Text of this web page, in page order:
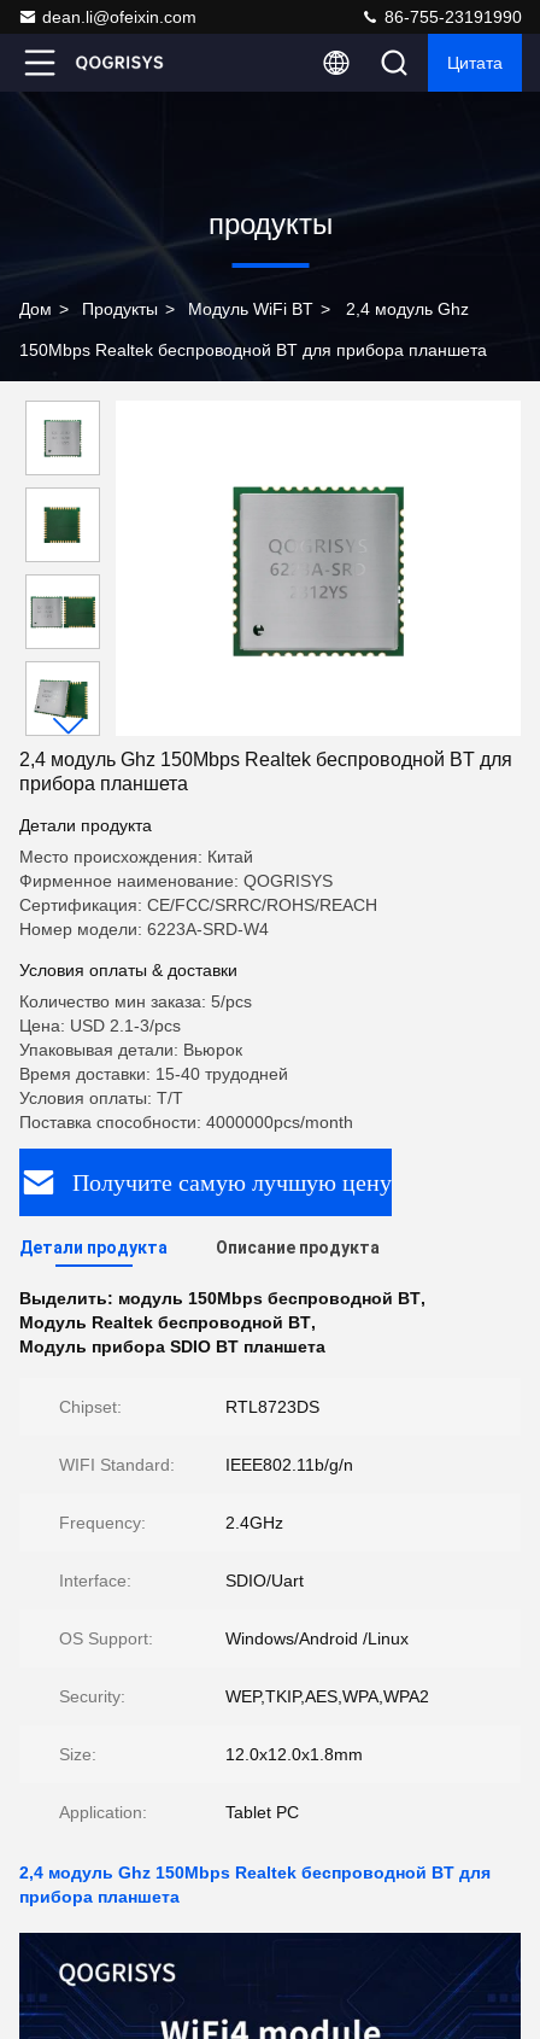
dean.li@ofeixin.com 86-755-23191990
Цитата
продукты
Дом > Продукты > Модуль WiFi BT > 2,4 модуль Ghz
150Mbps Realtek беспроводной BT для прибора планшета
2,4 модуль Ghz 150Mbps Realtek беспроводной BT для
прибора планшета
Детали продукта
Место происхождения: Китай
Фирменное наименование: QOGRISYS
Сертификация: CE/FCC/SRRC/ROHS/REACH
Номер модели: 6223A-SRD-W4
Условия оплаты & доставки
Количество мин заказа: 5/pcs
Цена: USD 2.1-3/pcs
Упаковывая детали: Вьюрок
Время доставки: 15-40 трудодней
Условия оплаты: T/T
Поставка способности: 4000000pcs/month
Получите самую лучшую цену
Детали продукта Описание продукта
Выделить: модуль 150Mbps беспроводной BT,
Модуль Realtek беспроводной BT,
Модуль прибора SDIO BT планшета
Chipset: RTL8723DS
WIFI Standard: IEEE802.11b/g/n
Frequency: 2.4GHz
Interface: SDIO/Uart
OS Support: Windows/Android /Linux
Security: WEP,TKIP,AES,WPA,WPA2
Size: 12.0x12.0x1.8mm
Application: Tablet PC
2,4 модуль Ghz 150Mbps Realtek беспроводной BT для
прибора планшета